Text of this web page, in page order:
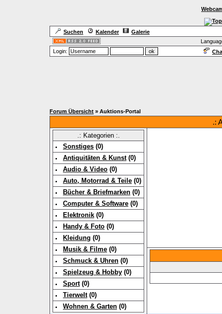
Suchen Kalender
Galerie
Login:
Forum Übersicht » Auktions-Portal
.:
.: Kategorien :.
Sonstiges (0)
Antiquitäten & Kunst(0)
Audio & Video (0)
Auto, Motorrad & Teile (0)
Bücher & Briefmarken (0)
Computer & Software (0)
Elektronik (0)
Handy & Foto (0)
Kleidung (0)
Musik & Filme (0)
Schmuck & Uhren (0)
Spielzeug & Hobby (0)
Sport(0)
Tierwelt(0)
Wohnen & Garten (0)